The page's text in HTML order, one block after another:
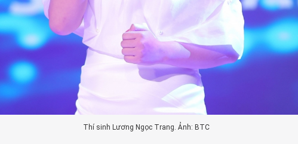
Thí sinh Lương Ngọc Trang. Ảnh: BTC